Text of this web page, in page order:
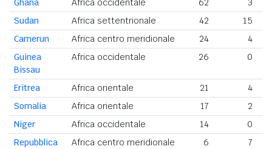
Ghana Africa occidentale 62
3
Sudan
Africa settentrionale 42
15
Camerun
Africa centro meridionale 24
4
Guinea
Bissau
Africa occidentale 26 0
Eritrea Africa orientale 21
4
Somalia
Africa orientale 17
2
Niger
Africa occidentale 14
0
Repubblica
Africa centro meridionale 6 7